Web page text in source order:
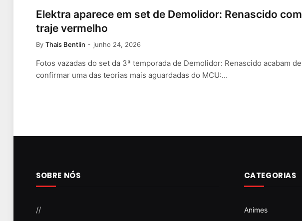
Elektra aparece em set de Demolidor: Renascido com
traje vermelho
By Thais Bentlin junho 24, 2026
Fotos vazadas do set da 3ª temporada de Demolidor: Renascido acabam de
confirmar uma das teorias mais aguardadas do MCU:…
SOBRE NÓS
//
CATEGORIAS
Animes